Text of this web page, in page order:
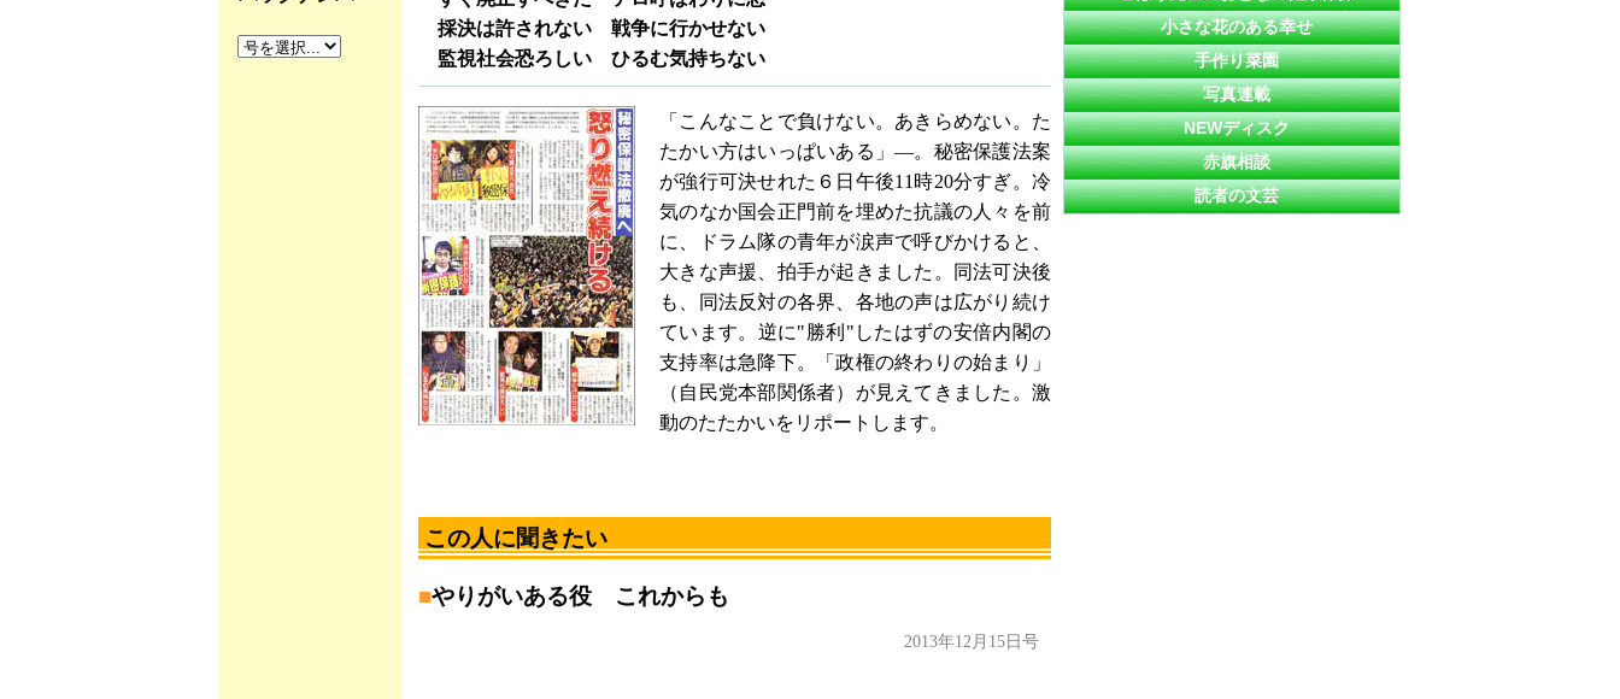
採決は許されない 戦争に行かせない
監視社会恐ろしい ひるむ気持ちない
「こんなことで負けない。あきらめない。た
たかい方はいっぱいある」―。秘密保護法案
が強行可決せれた６日午後11時20分すぎ。冷
気のなか国会正門前を埋めた抗議の人々を前
に、ドラム隊の青年が涙声で呼びかけると、
大きな声援、拍手が起きました。同法可決後
も、同法反対の各界、各地の声は広がり続け
ています。逆に"勝利"したはずの安倍内閣の
支持率は急降下。「政権の終わりの始まり」
（自民党本部関係者）が見えてきました。激
動のたたかいをリポートします。
この人に聞きたい
■やりがいある役 これからも
2013年12月15日号
小さな花のある幸せ
手作り菜園
写真連載
NEWディスク
赤旗相談
読者の文芸